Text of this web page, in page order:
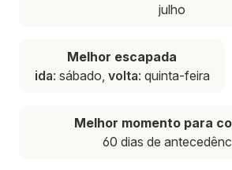
julho
Melhor escapada
ida: sábado, volta: quinta-feira
Melhor momento para
60 dias de